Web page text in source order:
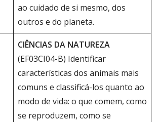
ao cuidado de si mesmo, dos
outros e do planeta.
CIÊNCIAS DA NATUREZA
(EF03CI04-B) Identificar
características dos animais mais
comuns e classificá-los quanto ao
modo de vida: o que comem, como
se reproduzem, como se